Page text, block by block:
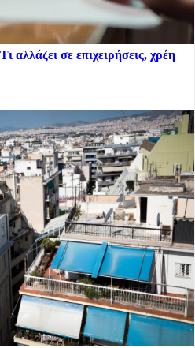
αλλάζει σε επιχειρήσεις, χρέη